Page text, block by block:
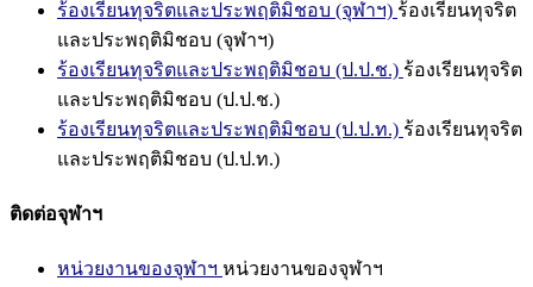
ร้องเรียนทุจริตและประพฤติมิชอบ (จุฬาฯ) ร้องเรียนทุจริต
และประพฤติมิชอบ (จุฬาฯ)
ร้องเรียนทุจริตและประพฤติมิชอบ (ป.ป.ช.) ร้องเรียนทุจริต
และประพฤติมิชอบ (ป.ป.ช.)
ร้องเรียนทุจริตและประพฤติมิชอบ (ป.ป.ท.) ร้องเรียนทุจริต
และประพฤติมิชอบ (ป.ป.ท.)
ติดต่อจุฬาฯ
หน่วยงานของจุฬาฯ หน่วยงานของจุฬาฯ